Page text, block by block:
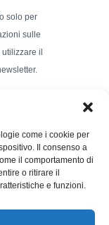
come i cookie per
Il consenso a
il comportamento di
o ritirare il
e funzioni.
solo per
sulle
il